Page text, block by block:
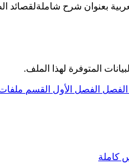
بعنوان شرح
المتوفرة لهذا الملف.
الفصل الفصل الأول القسم
كاملة